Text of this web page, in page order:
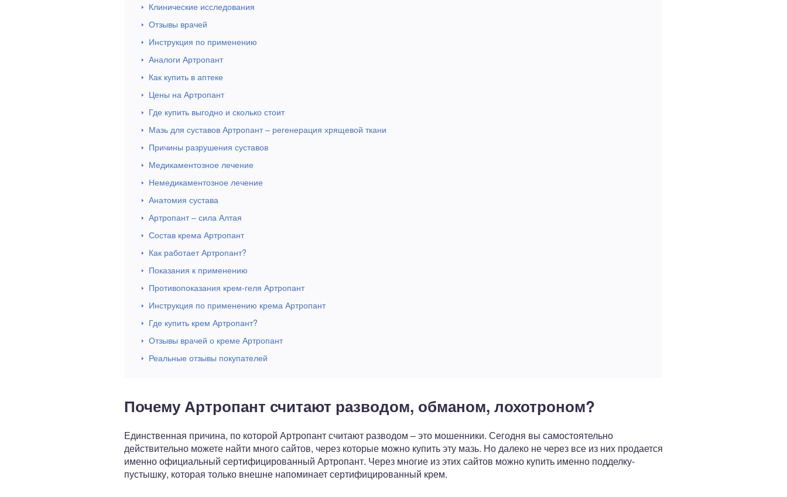
Клинические исследования
Отзывы врачей
Инструкция по применению
Аналоги Артропант
Как купить в аптеке
Цены на Артропант
Где купить выгодно и сколько стоит
Мазь для суставов Артропант – регенерация хрящевой ткани
Причины разрушения суставов
Медикаментозное лечение
Немедикаментозное лечение
Анатомия сустава
Артропант – сила Алтая
Состав крема Артропант
Как работает Артропант?
Показания к применению
Противопоказания крем-геля Артропант
Инструкция по применению крема Артропант
Где купить крем Артропант?
Отзывы врачей о креме Артропант
Реальные отзывы покупателей
Почему Артропант считают разводом, обманом, лохотроном?
Единственная причина, по которой Артропант считают разводом – это мошенники. Сегодня вы самостоятельно
действительно можете найти много сайтов, через которые можно купить эту мазь. Но далеко не через все из них продается
именно официальный сертифицированный Артропант. Через многие из этих сайтов можно купить именно подделку-
пустышку, которая только внешне напоминает сертифицированный крем.